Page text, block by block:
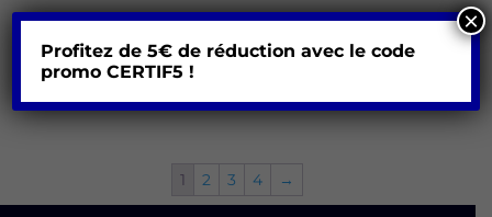
Harley Davidson
1 2 3 4 →
Profitez de 5€ de réduction avec le code
promoCERTIF5 !
×